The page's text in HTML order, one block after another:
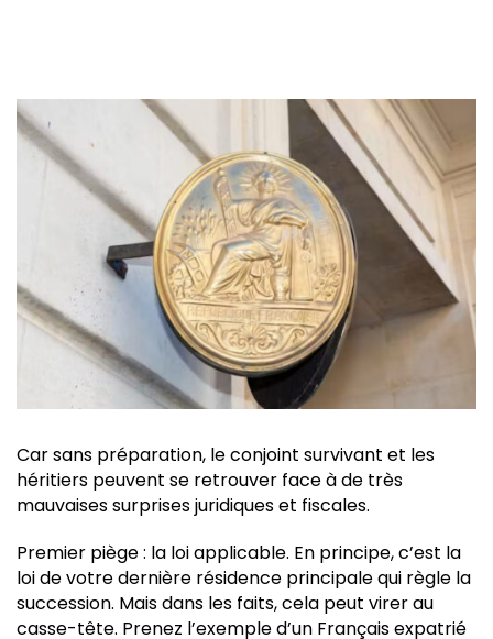
Car sans préparation, le conjoint survivant et les
héritiers peuvent se retrouver face à de très
mauvaises surprises juridiques et fiscales.
Premier piège : la loi applicable. En principe, c’est la
loi de votre dernière résidence principale qui règle la
succession. Mais dans les faits, cela peut virer au
casse-tête. Prenez l’exemple d’un Français expatrié